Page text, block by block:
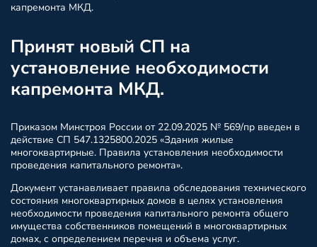
капремонта МКД.
Принят новый СП на
установление необходимости
капремонта МКД.
Приказом Минстроя России от 22.09.2025 № 569/пр введен в
действие СП 547.1325800.2025 «Здания жилые
многоквартирные. Правила установления необходимости
проведения капитального ремонта».
Документ устанавливает правила обследования технического
состояния многоквартирных домов в целях установления
необходимости проведения капитального ремонта общего
имущества собственников помещений в многоквартирных
домах, с определением перечня и объема услуг.